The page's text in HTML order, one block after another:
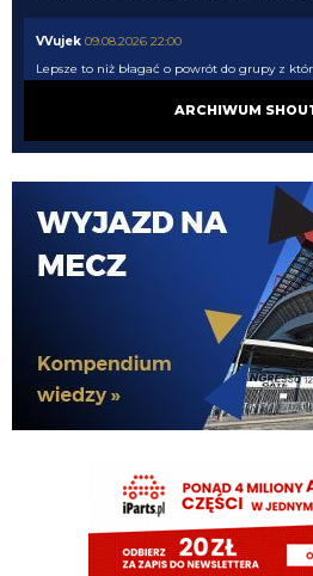
VVujek 09.08.2026 22:00
Lepsze to niż błagać o powrót do grupy z
09.08.2026 21:51
Miłośnik i wielbiciel wielkich murzynów
Endru 09.08.2026 21:31
I dalej chcą, a ty kretynie chciałes sidibe i pepe
Spence z Tottenhamu 0 g 0 asyst a wielu go
Cny 09.08.2026 21:23
plan idealny. kupujemy nortona za 15M,
piłkę i jakieś niukasyl czy inne lids da za
rzeczywistości bujamy się z nim jak z
09.08.2026 21:02
no i do Sebka Esposito bo on mentalnie też
09.08.2026 21:01
ARCHIWUM